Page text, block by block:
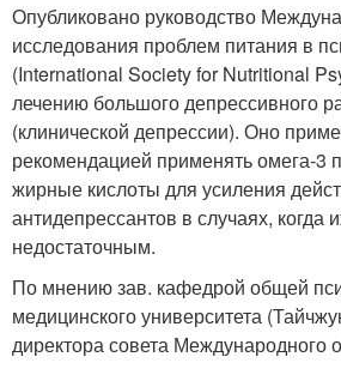
Опубликовано руководство
исследования проблем питания в
(International Society for Nutritional
лечению большого депрессивного
(клинической депрессии). Оно
рекомендацией применять омега-
жирные кислоты для усиления
антидепрессантов в случаях, когда
недостаточным.
По мнению зав. кафедрой общей
медицинского университета
директора совета Международного